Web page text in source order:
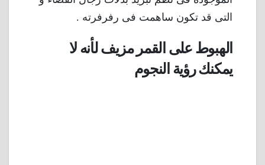
التى قد تكون ساهمت فى رفرفرته .
الهبوط على القمر مزيف لأنه لا
يمكنك رؤية النجوم